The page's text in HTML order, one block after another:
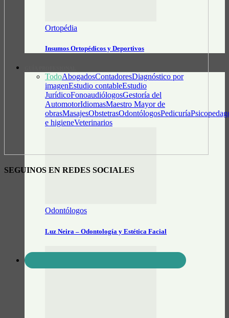
Ortopédia
Insumos Ortopédicos y Deportivos
TodoAbogadosContadoresDiagnóstico por
imagenEstudio contableEstudio
JurídicoFonoaudiólogosGestoría del
AutomotorIdiomasMaestro Mayor de
obrasMasajesObstetrasOdontólogosPedicuría
e higieneVeterinarios
Odontólogos
Luz Neira – Odontología y Estética Facial
SEGUINOS EN REDES SOCIALES